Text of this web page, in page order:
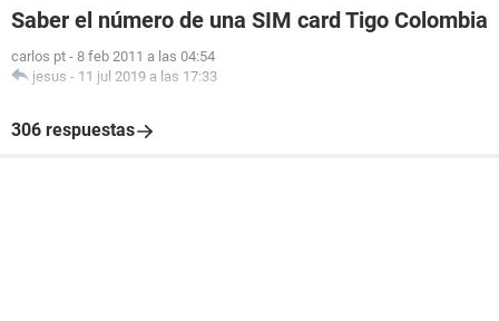
Saber el número de una SIM card Tigo Colombia
carlos pt - 8 feb 2011 a las 04:54
jesus - 11 jul 2019 a las 17:33
306 respuestas